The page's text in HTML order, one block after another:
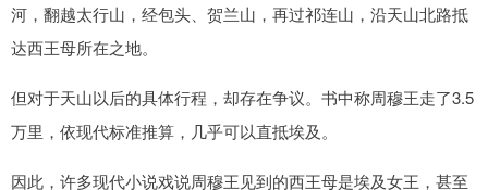
河，翻越太行山，经包头、贺兰山，再过祁连山，沿天山北路抵
达西王母所在之地。
但对于天山以后的具体行程，却存在争议。书中称周穆王走了3.5
万里，依现代标准推算，几乎可以直抵埃及。
因此，许多现代小说戏说周穆王见到的西王母是埃及女王，甚至